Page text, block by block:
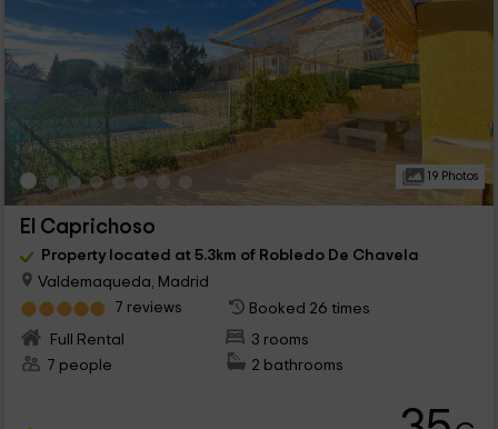
19 Photos
El Caprichoso
Property located at 5.3km of Robledo De Chavela
Valdemaqueda, Madrid
7 reviews
Booked 26 times
Full Rental
3 rooms
7 people
2 bathrooms